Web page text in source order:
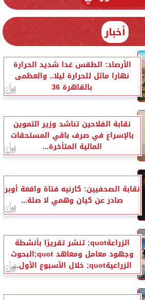
أخبار
الأرصاد: الطقس غدا شديد الحرارة
نهارا مائل للحرارة ليلا.. والعظمى
بالقاهرة 36
نقابة الفلاحين تناشد وزير التموين
بالإسراع في صرف باقي المستحقات
المالية المتأخرة...
نقابة الصحفيين: كارنيه فتاة واقعة أوبر
صادر عن كيان وهمي لا صلة...
الزراعةquot; تنشر تقريرًا بأنشطة
وجهود معامل ومعاهد quot;البحوث
الزراعيةquot; خلال الأسبوع الأول...